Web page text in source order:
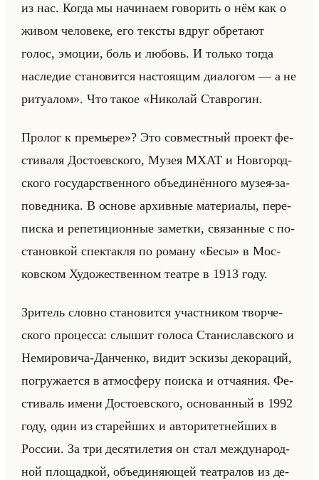
из нас. Когда мы начинаем говорить о нём как о
живом человеке, его тексты вдруг обретают
голос, эмоции, боль и любовь. И только тогда
наследие становится настоящим диалогом — а не
ритуалом». Что такое «Николай Ставрогин.
Пролог к премьере»? Это сов­мест­ный про­ект фе­
сти­ва­ля До­сто­ев­ско­го, Музея МХАТ и Нов­го­род­
ско­го го­су­дар­ствен­но­го объеди­нён­но­го музея-за­
по­вед­ни­ка. В ос­но­ве ар­хив­ные ма­те­ри­алы, пе­ре­
пис­ка и ре­пе­ти­ци­он­ные за­мет­ки, свя­зан­ные с по­
ста­нов­кой спек­так­ля по ро­ма­ну «Бесы» в Мос­
ков­ском Ху­до­же­ствен­ном те­ат­ре в 1913 году.
Зри­тель слов­но ста­но­вит­ся участ­ни­ком твор­че­
ско­го про­цес­са: слы­шит го­ло­са Ста­ни­слав­ско­го и
Неми­ро­ви­ча-Дан­чен­ко, видит эс­ки­зы де­ко­ра­ций,
по­гру­жа­ет­ся в ат­мо­сфе­ру по­ис­ка и от­ча­яния. Фе­
сти­валь имени До­сто­ев­ско­го, ос­но­ван­ный в 1992
году, один из ста­рейших и ав­то­ри­тет­нейших в
Рос­сии. За три де­ся­ти­ле­тия он стал меж­ду­на­род­
ной пло­щад­кой, объеди­ня­ющей те­ат­ра­лов из де­